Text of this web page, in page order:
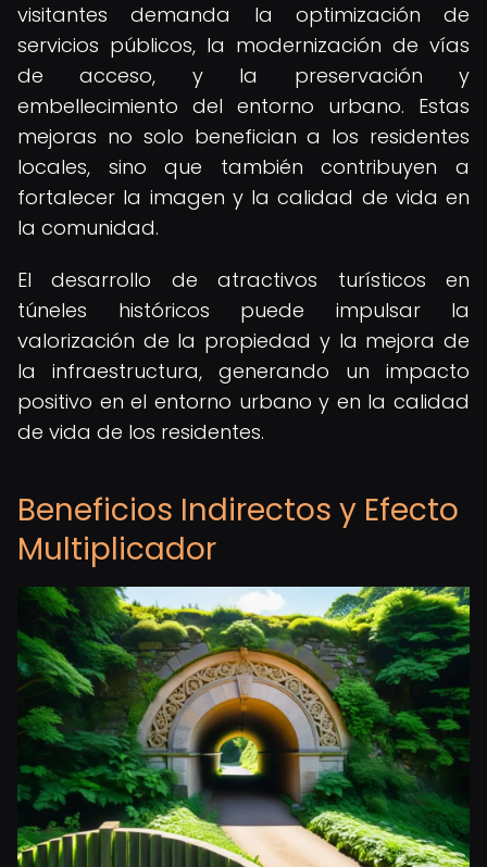
visitantes demanda la optimización de
servicios públicos, la modernización de vías
de acceso, y la preservación y
embellecimiento del entorno urbano. Estas
mejoras no solo benefician a los residentes
locales, sino que también contribuyen a
fortalecer la imagen y la calidad de vida en
la comunidad.
El desarrollo de atractivos turísticos en
túneles históricos puede impulsar la
valorización de la propiedad y la mejora de
la infraestructura, generando un impacto
positivo en el entorno urbano y en la calidad
de vida de los residentes.
Beneficios Indirectos y Efecto
Multiplicador